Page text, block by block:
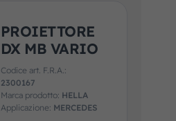
PROIETTORE
DX MB VARIO
Codice art. F.R.A.:
2300167
Marca prodotto: HELLA
Applicazione: MERCEDES